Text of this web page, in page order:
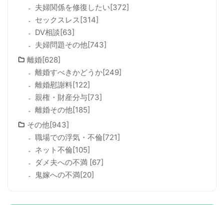
夫婦関係を修復したい[372]
セックスレス[314]
DV相談[63]
夫婦問題その他[743]
離婚[628]
離婚すべきかどうか[249]
離婚慰謝料[122]
親権・財産分与[73]
離婚その他[185]
その他[943]
職場での浮気・不倫[721]
ネット不倫[105]
ダメ夫への不満 [67]
鬼嫁への不満[20]